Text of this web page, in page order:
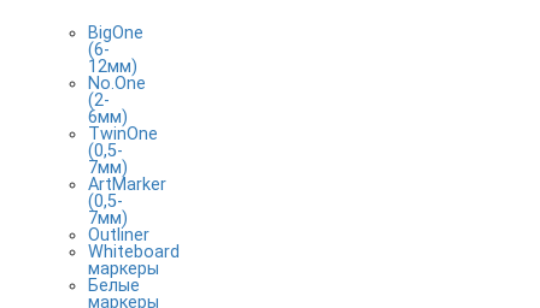
BigOne
(6-
12мм)
No.One
(2-
6мм)
TwinOne
(0,5-
7мм)
ArtMarker
(0,5-
7мм)
Outliner
Whiteboard
маркеры
Белые
маркеры